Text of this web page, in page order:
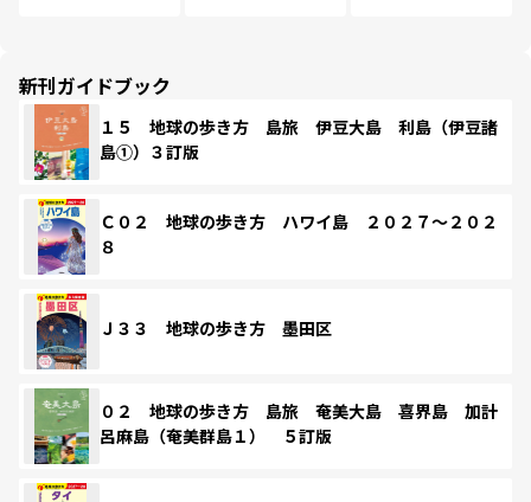
新刊ガイドブック
１５ 地球の歩き方 島旅 伊豆大島 利島（伊豆諸
島①）３訂版
Ｃ０２ 地球の歩き方 ハワイ島 ２０２７～２０２
８
Ｊ３３ 地球の歩き方 墨田区
０２ 地球の歩き方 島旅 奄美大島 喜界島 加計
呂麻島（奄美群島１） ５訂版